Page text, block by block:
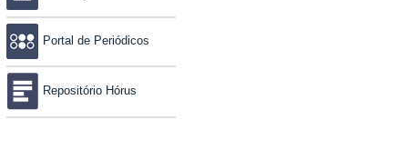
Portal de Periódicos
Repositório Hórus